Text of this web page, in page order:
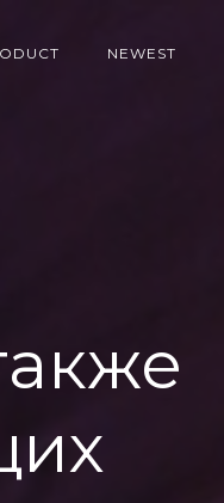
NEWEST